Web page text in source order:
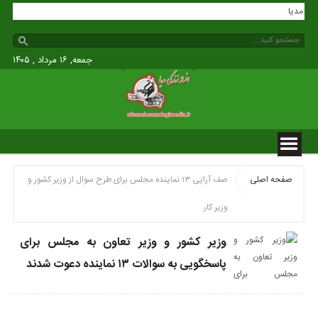
مدیا
جمعه, ۱۶ مرداد , ۱۴۰۵
صفحه اصلی
صف آرایی ۱۳ نماینده مجلس برای طرح سوال از وزیر کشور و
وزیر کار
وزیر کشور و وزیر تعاون به مجلس برای
پاسخگویی به سوالات ۱۳ نماینده دعوت شدند